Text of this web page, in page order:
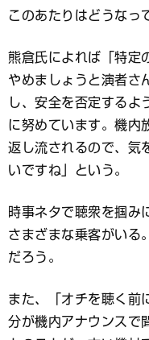
このあたりはどうなっ
熊倉氏によれば「特定
やめましょうと演者さ
し、安全を否定するよ
に努めています。機内
返し流されるので、気
いですね」という。
時事ネタで聴衆を掴み
さまざまな乗客がいる
だろう。
また、「オチを聴く前
分が機内アナウンスで